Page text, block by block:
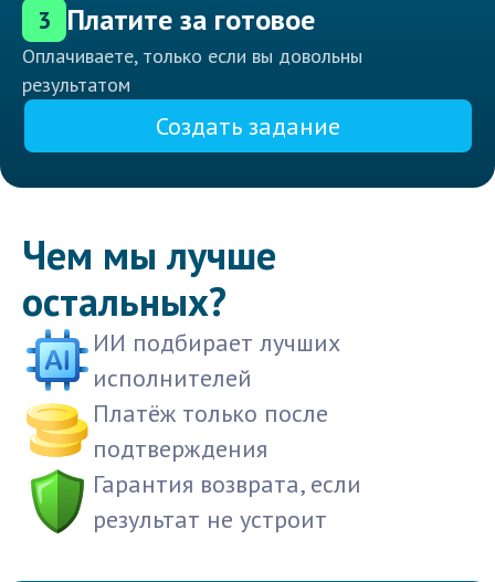
3 Платите за готовое
Оплачиваете, только если вы довольны
результатом
Создать задание
Чем мы лучше
остальных?
ИИ подбирает лучших
исполнителей
Платёж только после
подтверждения
Гарантия возврата, если
результат не устроит